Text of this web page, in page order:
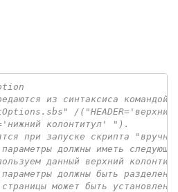
из синтаксиса командой
/
колонтитул' ").
при запуске скрипта
должны иметь
данный верхний
параметры должны быть
может быть установлен с